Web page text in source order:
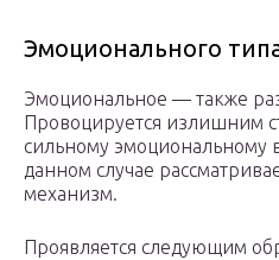
Эмоционального
Эмоциональное — также
Провоцируется излишним
сильному эмоциональному
данном случае
механизм.
Проявляется следующим